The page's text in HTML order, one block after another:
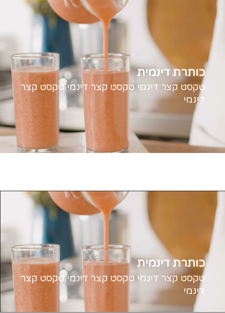
כותרת דינמית
טקסט קצר דינמי טקסט קצר דינמי טקסט קצר
דינמי
כותרת דינמית
טקסט קצר דינמי טקסט קצר דינמי טקסט קצר
דינמי